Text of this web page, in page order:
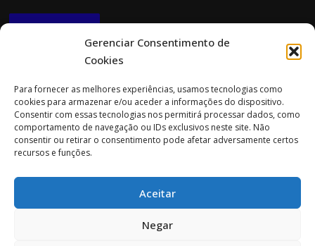
Gerenciar Consentimento de
Cookies
Para fornecer as melhores experiências, usamos tecnologias como
cookies para armazenar e/ou aceder a informações do dispositivo.
Consentir com essas tecnologias nos permitirá processar dados, como
comportamento de navegação ou IDs exclusivos neste site. Não
consentir ou retirar o consentimento pode afetar adversamente certos
recursos e funções.
Aceitar
Negar
NEWSLETTER
Morada:
Rua Cidade do Porto 151
4705-085 Braga
Tlm: 919 782 600 (chamada para a rede móvel nacional)